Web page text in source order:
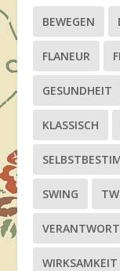
BEWEGEN
FLANEUR
GESUNDHEIT
KLASSISCH
SWING
WIRKSAMKEIT